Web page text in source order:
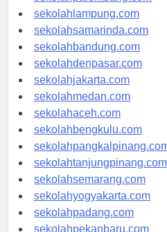
sekolahpalembang.com
sekolahlampung.com
sekolahsamarinda.com
sekolahbandung.com
sekolahdenpasar.com
sekolahjakarta.com
sekolahmedan.com
sekolahaceh.com
sekolahbengkulu.com
sekolahpangkalpinang.com
sekolahtanjungpinang.com
sekolahsemarang.com
sekolahyogyakarta.com
sekolahpadang.com